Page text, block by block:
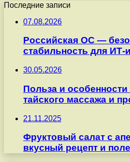
Последние записи
07.08.2026
Российская ОС —
стабильность для ИТ-
30.05.2026
Польза и
тайского массажа и
21.11.2025
Фруктовый салат с
вкусный рецепт и